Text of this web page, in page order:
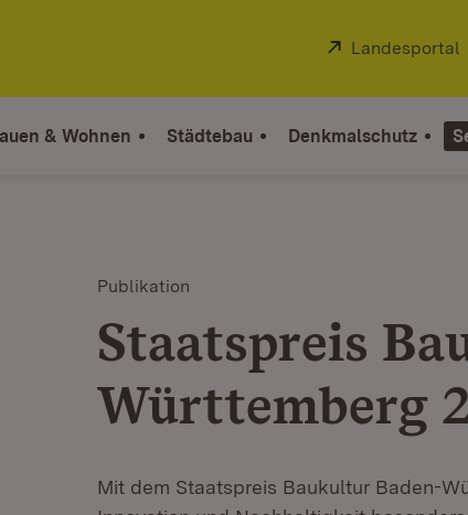
Extern:
Landesportal
& Wohnen Städtebau Denkmalschutz
Publikation
Staatspreis
Württemberg
Mit dem Staatspreis Baukultur Baden-